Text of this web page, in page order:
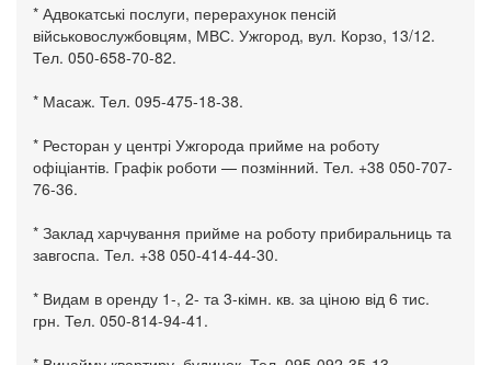
* Адвокатські послуги, перерахунок пенсій
військовослужбовцям, МВС. Ужгород, вул. Корзо, 13/12.
Тел. 050-658-70-82.
* Масаж. Тел. 095-475-18-38.
* Ресторан у центрі Ужгорода прийме на роботу
офіціантів. Графік роботи — позмінний. Тел. +38 050-707-
76-36.
* Заклад харчування прийме на роботу прибиральниць та
завгоспа. Тел. +38 050-414-44-30.
* Видам в оренду 1-, 2- та 3-кімн. кв. за ціною від 6 тис.
грн. Тел. 050-814-94-41.